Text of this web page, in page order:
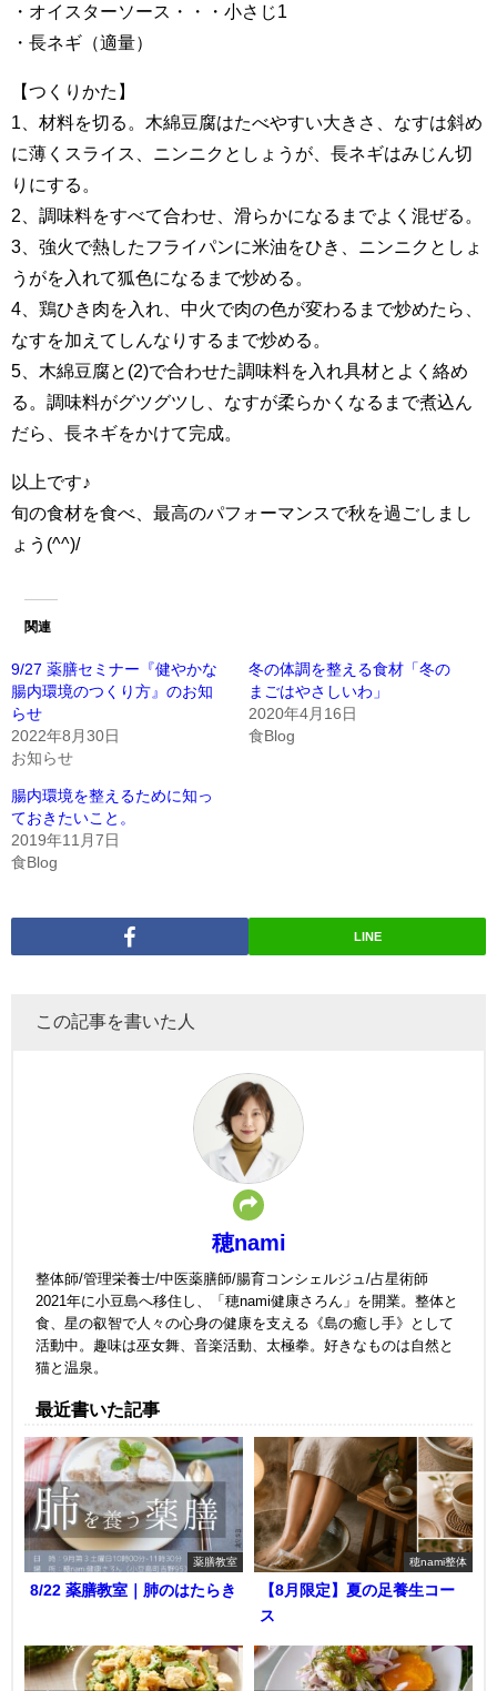
・オイスターソース・・・小さじ1
・長ネギ（適量）
【つくりかた】
1、材料を切る。木綿豆腐はたべやすい大きさ、なすは斜め
に薄くスライス、ニンニクとしょうが、長ネギはみじん切
りにする。
2、調味料をすべて合わせ、滑らかになるまでよく混ぜる。
3、強火で熱したフライパンに米油をひき、ニンニクとしょ
うがを入れて狐色になるまで炒める。
4、鶏ひき肉を入れ、中火で肉の色が変わるまで炒めたら、
なすを加えてしんなりするまで炒める。
5、木綿豆腐と(2)で合わせた調味料を入れ具材とよく絡め
る。調味料がグツグツし、なすが柔らかくなるまで煮込ん
だら、長ネギをかけて完成。
以上です♪
旬の食材を食べ、最高のパフォーマンスで秋を過ごしまし
ょう(^^)/
関連
9/27 薬膳セミナー『健やかな
腸内環境のつくり方』のお知
らせ
2022年8月30日
お知らせ
冬の体調を整える食材「冬の
まごはやさしいわ」
2020年4月16日
食Blog
腸内環境を整えるために知っ
ておきたいこと。
2019年11月7日
食Blog
LINE
この記事を書いた人
穂nami
整体師/管理栄養士/中医薬膳師/腸育コンシェルジュ/占星術師
2021年に小豆島へ移住し、「穂nami健康さろん」を開業。整体と
食、星の叡智で人々の心身の健康を支える《島の癒し手》として
活動中。趣味は巫女舞、音楽活動、太極拳。好きなものは自然と
猫と温泉。
最近書いた記事
薬膳教室
8/22 薬膳教室｜肺のはたらき
穂nami整体
【8月限定】夏の足養生コー
ス